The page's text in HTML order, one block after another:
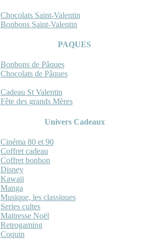
Chocolats Saint-Valentin
Bonbons Saint-Valentin
PAQUES
Bonbons de Pâques
Chocolats de Pâques
Cadeau St Valentin
Fête des grands Mères
Univers Cadeaux
Cinéma 80 et 90
Coffret cadeau
Coffret bonbon
Disney
Kawaii
Manga
Musique, les classiques
Series cultes
Maitresse Noël
Retrogaming
Coquin